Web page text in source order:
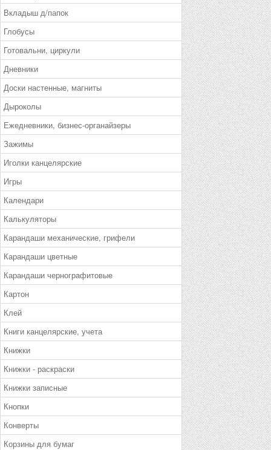
Вкладыш д/папок
Глобусы
Готовальни, циркули
Дневники
Доски настенные, магниты
Дыроколы
Ежедневники, бизнес-органайзеры
Зажимы
Иголки канцелярские
Игры
Календари
Калькуляторы
Карандаши механические, грифели
Карандаши цветные
Карандаши чернографитовые
Картон
Клей
Книги канцелярские, учета
Книжки
Книжки - раскраски
Книжки записные
Кнопки
Конверты
Корзины для бумаг